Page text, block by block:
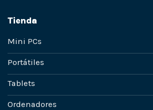
Tienda
Mini PCs
Portátiles
Tablets
Ordenadores